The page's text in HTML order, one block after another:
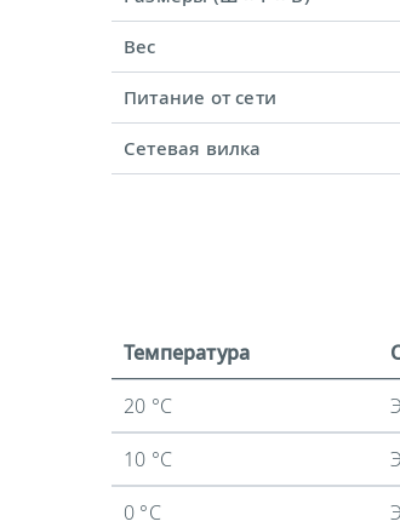
Вес
Питание от сети
Сетевая вилка
Температура
20 °C
10 °C
0 °C